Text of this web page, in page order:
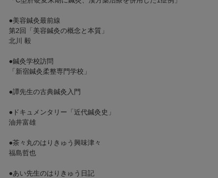
●美容鍼灸最前線
第2回「美容鍼灸の概念と本質」
北川 毅
●鍼灸学校訪問
「新宿鍼灸柔整専門学校」
●譚先生の古典鍼灸入門
●ドキュメンタリー「近代鍼灸史」
油井富雄
●茶々丸のはりきゅう興味津々
福島哲也
●あい先生のはりきゅう日記